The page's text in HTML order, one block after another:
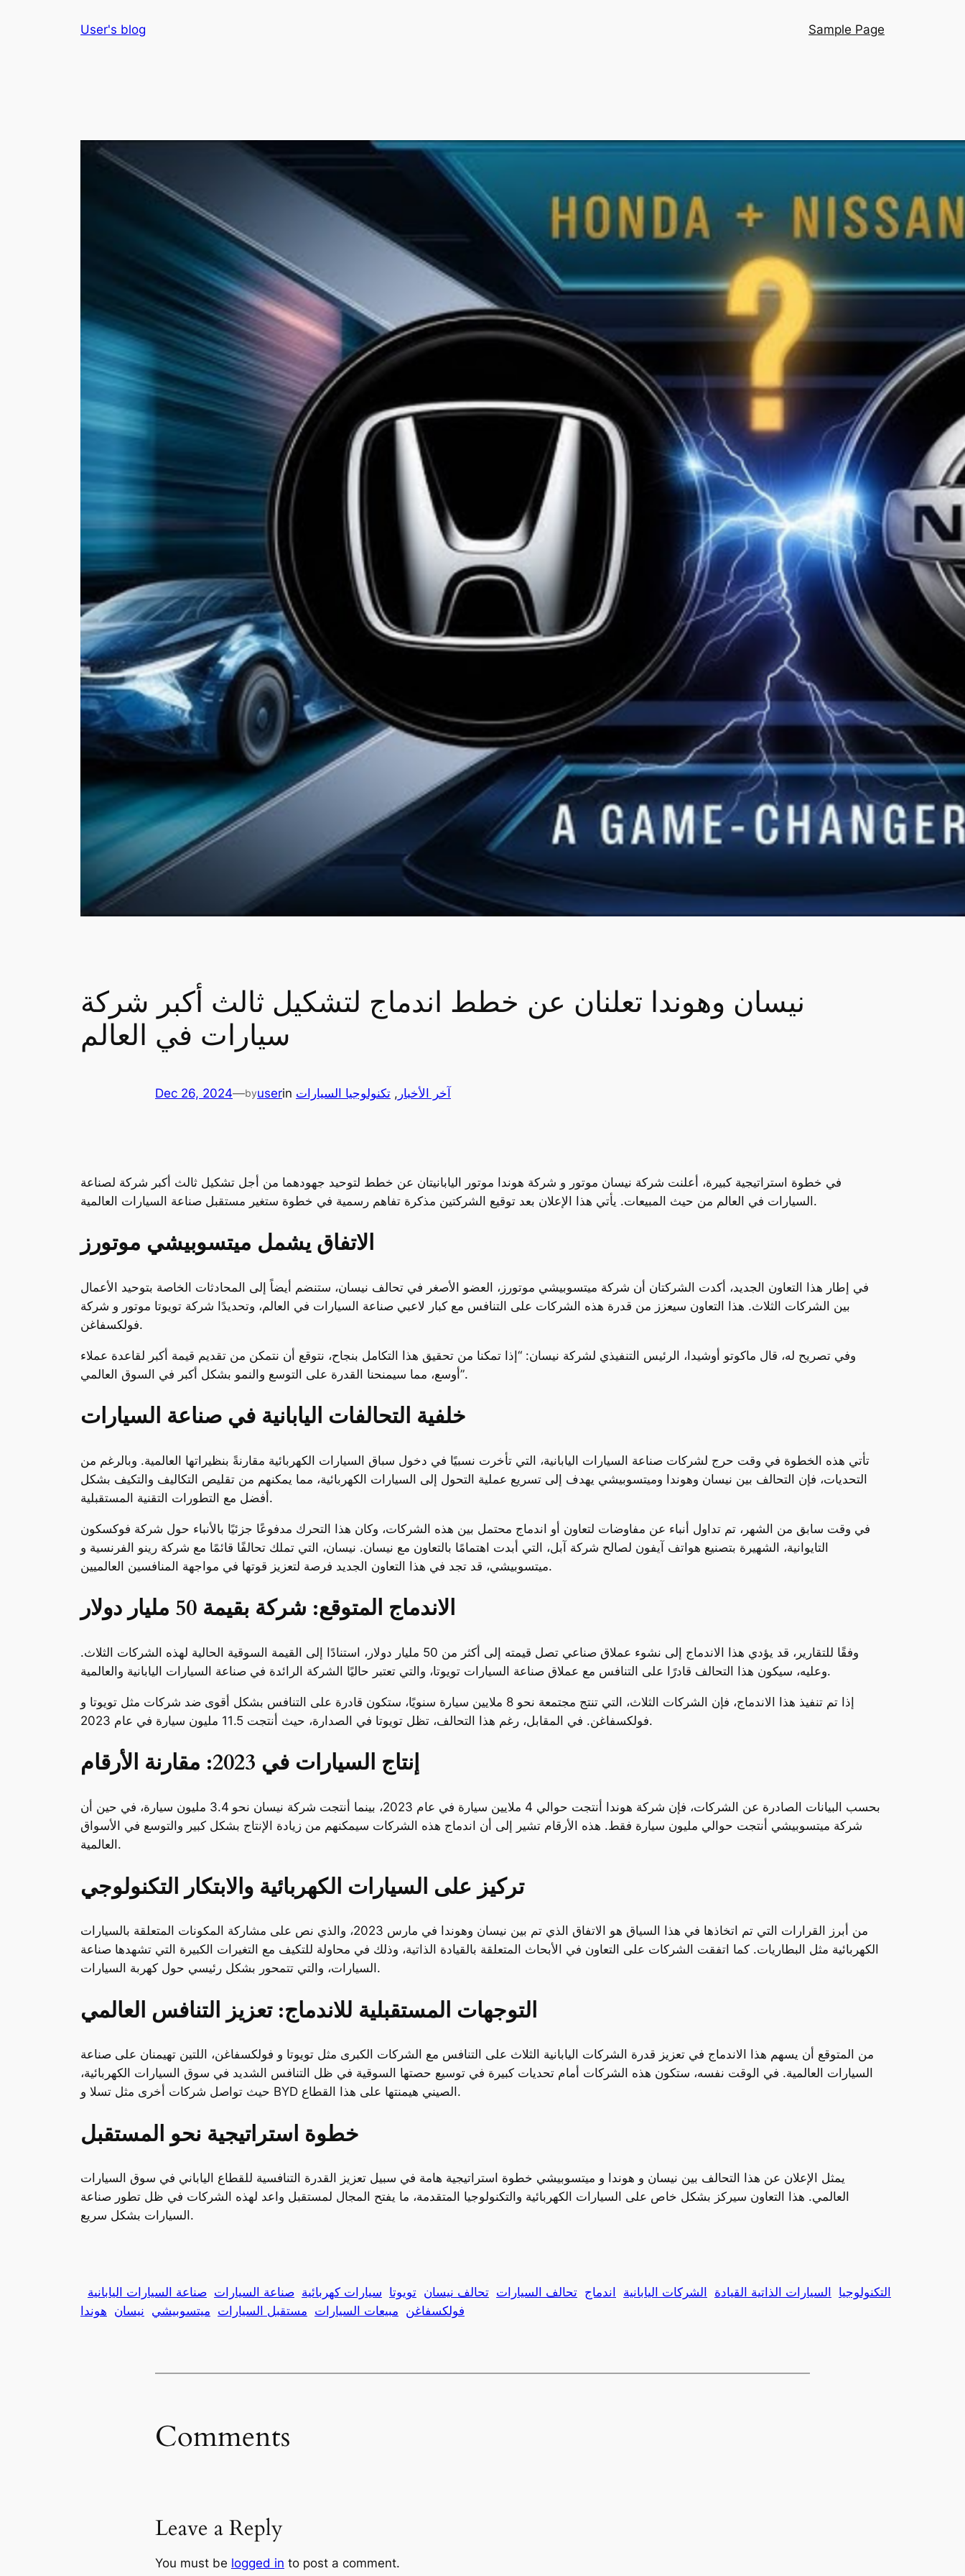
User's blog Sample Page
نيسان وهوندا تعلنان عن خطط اندماج لتشكيل ثالث أكبر شركة
سيارات في العالم
Dec 26, 2024—byuserin آخر الأخبار , تكنولوجيا السيارات
في خطوة استراتيجية كبيرة، أعلنت شركة نيسان موتور و شركة هوندا موتور اليابانيتان عن خطط لتوحيد جهودهما من أجل تشكيل ثالث أكبر شركة لصناعة
السيارات في العالم من حيث المبيعات. يأتي هذا الإعلان بعد توقيع الشركتين مذكرة تفاهم رسمية في خطوة ستغير مستقبل صناعة السيارات العالمية.
الاتفاق يشمل ميتسوبيشي موتورز
في إطار هذا التعاون الجديد، أكدت الشركتان أن شركة ميتسوبيشي موتورز، العضو الأصغر في تحالف نيسان، ستنضم أيضاً إلى المحادثات الخاصة بتوحيد الأعمال
بين الشركات الثلاث. هذا التعاون سيعزز من قدرة هذه الشركات على التنافس مع كبار لاعبي صناعة السيارات في العالم، وتحديدًا شركة تويوتا موتور و شركة
فولكسفاغن.
وفي تصريح له، قال ماكوتو أوشيدا، الرئيس التنفيذي لشركة نيسان: “إذا تمكنا من تحقيق هذا التكامل بنجاح، نتوقع أن نتمكن من تقديم قيمة أكبر لقاعدة عملاء
أوسع، مما سيمنحنا القدرة على التوسع والنمو بشكل أكبر في السوق العالمي”.
خلفية التحالفات اليابانية في صناعة السيارات
تأتي هذه الخطوة في وقت حرج لشركات صناعة السيارات اليابانية، التي تأخرت نسبيًا في دخول سباق السيارات الكهربائية مقارنةً بنظيراتها العالمية. وبالرغم من
التحديات، فإن التحالف بين نيسان وهوندا وميتسوبيشي يهدف إلى تسريع عملية التحول إلى السيارات الكهربائية، مما يمكنهم من تقليص التكاليف والتكيف بشكل
أفضل مع التطورات التقنية المستقبلية.
في وقت سابق من الشهر، تم تداول أنباء عن مفاوضات لتعاون أو اندماج محتمل بين هذه الشركات، وكان هذا التحرك مدفوعًا جزئيًا بالأنباء حول شركة فوكسكون
التايوانية، الشهيرة بتصنيع هواتف آيفون لصالح شركة آبل، التي أبدت اهتمامًا بالتعاون مع نيسان. نيسان، التي تملك تحالفًا قائمًا مع شركة رينو الفرنسية و
ميتسوبيشي، قد تجد في هذا التعاون الجديد فرصة لتعزيز قوتها في مواجهة المنافسين العالميين.
الاندماج المتوقع: شركة بقيمة 50 مليار دولار
وفقًا للتقارير، قد يؤدي هذا الاندماج إلى نشوء عملاق صناعي تصل قيمته إلى أكثر من 50 مليار دولار، استنادًا إلى القيمة السوقية الحالية لهذه الشركات الثلاث.
وعليه، سيكون هذا التحالف قادرًا على التنافس مع عملاق صناعة السيارات تويوتا، والتي تعتبر حاليًا الشركة الرائدة في صناعة السيارات اليابانية والعالمية.
إذا تم تنفيذ هذا الاندماج، فإن الشركات الثلاث، التي تنتج مجتمعة نحو 8 ملايين سيارة سنويًا، ستكون قادرة على التنافس بشكل أقوى ضد شركات مثل تويوتا و
فولكسفاغن. في المقابل، رغم هذا التحالف، تظل تويوتا في الصدارة، حيث أنتجت 11.5 مليون سيارة في عام 2023.
إنتاج السيارات في 2023: مقارنة الأرقام
بحسب البيانات الصادرة عن الشركات، فإن شركة هوندا أنتجت حوالي 4 ملايين سيارة في عام 2023، بينما أنتجت شركة نيسان نحو 3.4 مليون سيارة، في حين أن
شركة ميتسوبيشي أنتجت حوالي مليون سيارة فقط. هذه الأرقام تشير إلى أن اندماج هذه الشركات سيمكنهم من زيادة الإنتاج بشكل كبير والتوسع في الأسواق
العالمية.
تركيز على السيارات الكهربائية والابتكار التكنولوجي
من أبرز القرارات التي تم اتخاذها في هذا السياق هو الاتفاق الذي تم بين نيسان وهوندا في مارس 2023، والذي نص على مشاركة المكونات المتعلقة بالسيارات
الكهربائية مثل البطاريات. كما اتفقت الشركات على التعاون في الأبحاث المتعلقة بالقيادة الذاتية، وذلك في محاولة للتكيف مع التغيرات الكبيرة التي تشهدها صناعة
السيارات، والتي تتمحور بشكل رئيسي حول كهربة السيارات.
التوجهات المستقبلية للاندماج: تعزيز التنافس العالمي
من المتوقع أن يسهم هذا الاندماج في تعزيز قدرة الشركات اليابانية الثلاث على التنافس مع الشركات الكبرى مثل تويوتا و فولكسفاغن، اللتين تهيمنان على صناعة
السيارات العالمية. في الوقت نفسه، ستكون هذه الشركات أمام تحديات كبيرة في توسيع حصتها السوقية في ظل التنافس الشديد في سوق السيارات الكهربائية،
حيث تواصل شركات أخرى مثل تسلا و BYD الصيني هيمنتها على هذا القطاع.
خطوة استراتيجية نحو المستقبل
يمثل الإعلان عن هذا التحالف بين نيسان و هوندا و ميتسوبيشي خطوة استراتيجية هامة في سبيل تعزيز القدرة التنافسية للقطاع الياباني في سوق السيارات
العالمي. هذا التعاون سيركز بشكل خاص على السيارات الكهربائية والتكنولوجيا المتقدمة، ما يفتح المجال لمستقبل واعد لهذه الشركات في ظل تطور صناعة
السيارات بشكل سريع.
التكنولوجيا السيارات الذاتية القيادة الشركات اليابانية اندماج تحالف السيارات تحالف نيسان تويوتا سيارات كهربائية صناعة السيارات صناعة السيارات اليابانية
فولكسفاغن مبيعات السيارات مستقبل السيارات ميتسوبيشي نيسان هوندا
Comments
Leave a Reply
You must be logged in to post a comment.